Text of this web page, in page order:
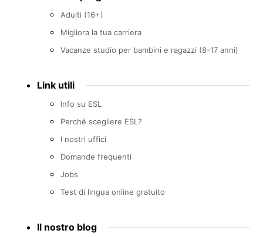
Adulti (16+)
Migliora la tua carriera
Vacanze studio per bambini e ragazzi (8-17 anni)
Link utili
Info su ESL
Perché scegliere ESL?
I nostri uffici
Domande frequenti
Jobs
Test di lingua online gratuito
Il nostro blog